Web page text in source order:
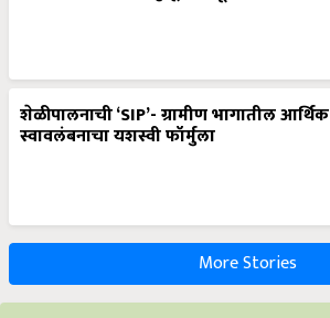
शेळीपालनाची ‘SIP’- ग्रामीण भागातील आर्थिक
स्वावलंबनाचा यशस्वी फॉर्मुला
More Stories